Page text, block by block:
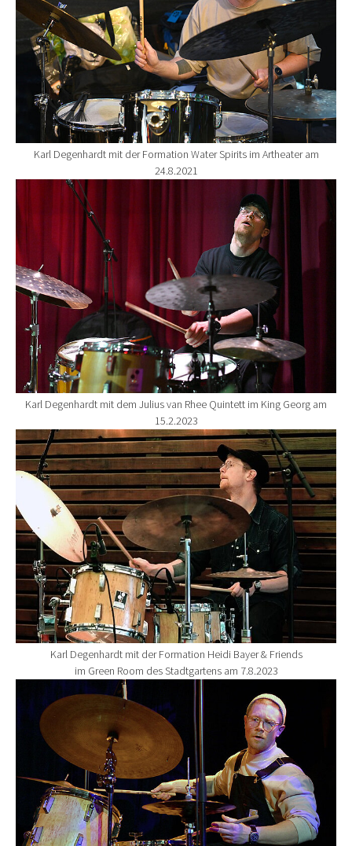
Karl Degenhardt mit der Formation Water Spirits im Artheater am
24.8.2021
Show larger version for:
Karl Degenhardt mit dem Julius van Rhee Quintett im King Georg am
15.2.2023
Show larger version for:
Karl Degenhardt mit der Formation Heidi Bayer & Friends
im Green Room des Stadtgartens am 7.8.2023
Show larger version for: